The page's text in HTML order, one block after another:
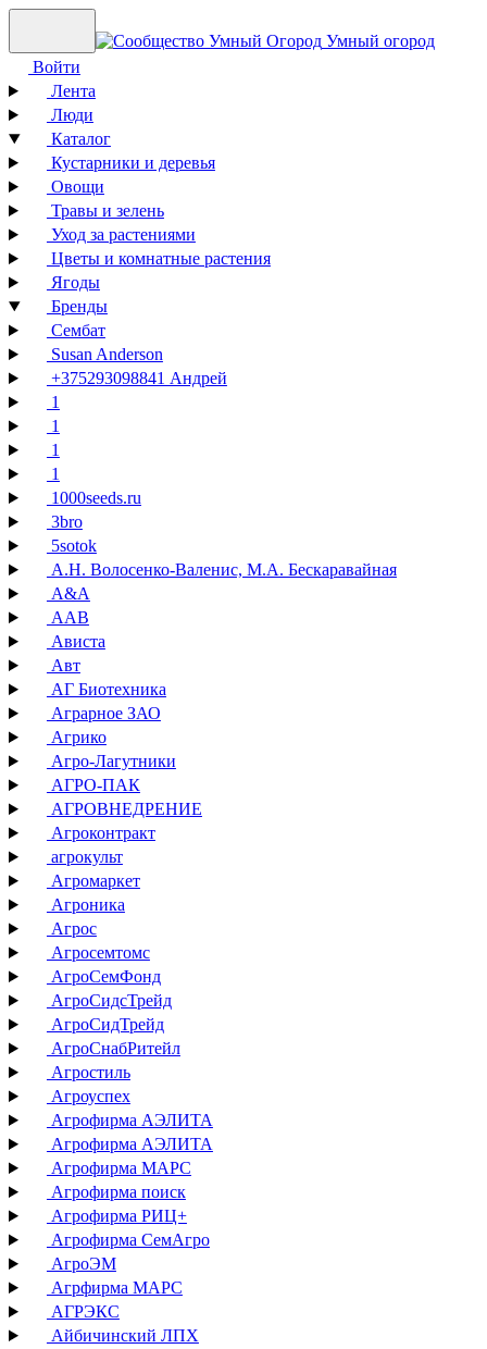
Умный огород
Войти
Лента
Люди
Каталог
Кустарники и деревья
Овощи
Травы и зелень
Уход за растениями
Цветы и комнатные растения
Ягоды
Бренды
Сембат
Susan Anderson
+375293098841 Андрей
1
1
1
1
1000seeds.ru
3bro
5sotok
А.Н. Волосенко-Валенис, М.А. Бескаравайная
А&А
ААВ
Ависта
Авт
АГ Биотехника
Аграрное ЗАО
Агрико
Агро-Лагутники
АГРО-ПАК
АГРОВНЕДРЕНИЕ
Агроконтракт
агрокульт
Агромаркет
Агроника
Агрос
Агросемтомс
АгроСемФонд
АгроСидсТрейд
АгроСидТрейд
АгроСнабРитейл
Агростиль
Агроуспех
Агрофирма АЭЛИТА
Агрофирма АЭЛИТА
Агрофирма МАРС
Агрофирма поиск
Агрофирма РИЦ+
Агрофирма СемАгро
АгроЭМ
Агрфирма МАРС
АГРЭКС
Айбичинский ЛПХ